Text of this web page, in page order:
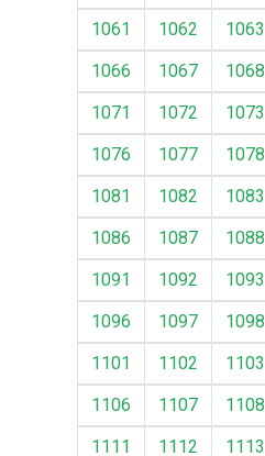
1061
1062 1063
1066
1067 1068
1071
1072 1073
1076
1077 1078
1081
1082 1083
1086
1087 1088
1091
1092 1093
1096
1097 1098
1101
1102 1103
1106
1107 1108
1111
1112 1113